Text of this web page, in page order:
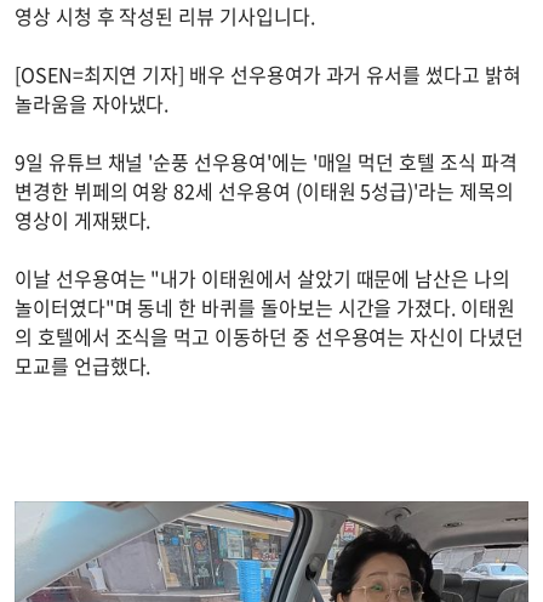
영상 시청 후 작성된 리뷰 기사입니다.
[OSEN=최지연 기자] 배우 선우용여가 과거 유서를 썼다고 밝혀
놀라움을 자아냈다.
9일 유튜브 채널 '순풍 선우용여'에는 '매일 먹던 호텔 조식 파격
변경한 뷔페의 여왕 82세 선우용여 (이태원 5성급)'라는 제목의
영상이 게재됐다.
이날 선우용여는 "내가 이태원에서 살았기 때문에 남산은 나의
놀이터였다"며 동네 한 바퀴를 돌아보는 시간을 가졌다. 이태원
의 호텔에서 조식을 먹고 이동하던 중 선우용여는 자신이 다녔던
모교를 언급했다.